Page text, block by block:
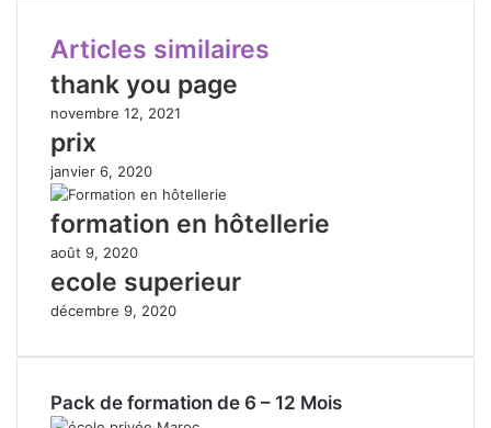
Articles similaires
thank you page
novembre 12, 2021
prix
janvier 6, 2020
formation en hôtellerie
août 9, 2020
ecole superieur
décembre 9, 2020
Pack de formation de 6 – 12 Mois